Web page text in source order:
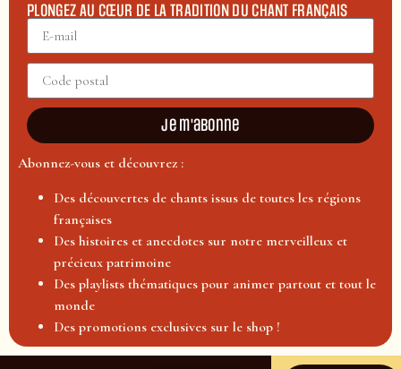
PLONGEZ AU CŒUR DE LA TRADITION DU CHANT FRANÇAIS
Je m'abonne
Abonnez-vous et découvrez :
Des découvertes de chants issus de toutes les régions
françaises
Des histoires et anecdotes sur notre merveilleux et
précieux patrimoine
Des playlists thématiques pour animer partout et tout le
monde
Des promotions exclusives sur le shop !